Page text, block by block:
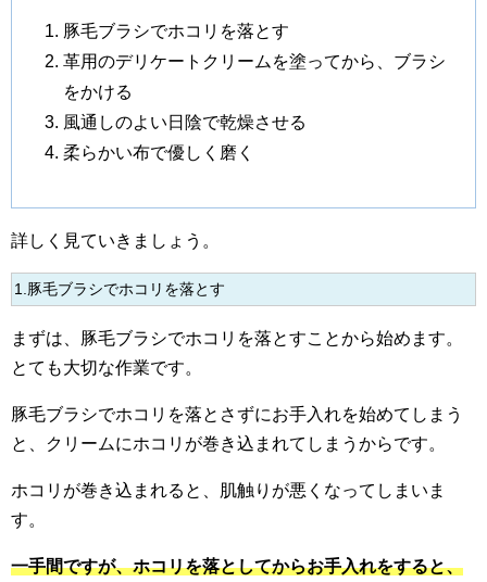
豚毛ブラシでホコリを落とす
革用のデリケートクリームを塗ってから、ブラシ
をかける
風通しのよい日陰で乾燥させる
柔らかい布で優しく磨く
詳しく見ていきましょう。
1.豚毛ブラシでホコリを落とす
まずは、豚毛ブラシでホコリを落とすことから始めます。
とても大切な作業です。
豚毛ブラシでホコリを落とさずにお手入れを始めてしまう
と、クリームにホコリが巻き込まれてしまうからです。
ホコリが巻き込まれると、肌触りが悪くなってしまいま
す。
一手間ですが、ホコリを落としてからお手入れをすると、